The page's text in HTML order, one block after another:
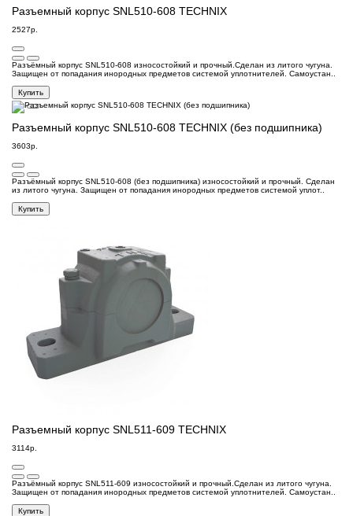
Разъемный корпус SNL510-608 TECHNIX
2527р.
Разъёмный корпус SNL510-608 износостойкий и прочный.Сделан из литого чугуна.
Защищен от попадания инородных предметов системой уплотнителей. Самоустан..
Купить
Разъемный корпус SNL510-608 TECHNIX (без подшипника)
3603р.
Разъёмный корпус SNL510-608 (без подшипника) износостойкий и прочный. Сделан
из литого чугуна. Защищен от попадания инородных предметов системой уплот..
Купить
Разъемный корпус SNL511-609 TECHNIX
3114р.
Разъёмный корпус SNL511-609 износостойкий и прочный.Сделан из литого чугуна.
Защищен от попадания инородных предметов системой уплотнителей. Самоустан..
Купить